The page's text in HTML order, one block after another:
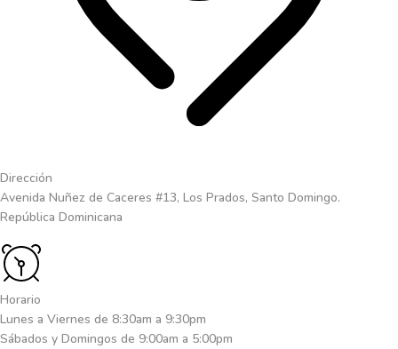
Dirección
Avenida Nuñez de Caceres #13, Los Prados, Santo Domingo.
República Dominicana
Horario
Lunes a Viernes de 8:30am a 9:30pm
Sábados y Domingos de 9:00am a 5:00pm